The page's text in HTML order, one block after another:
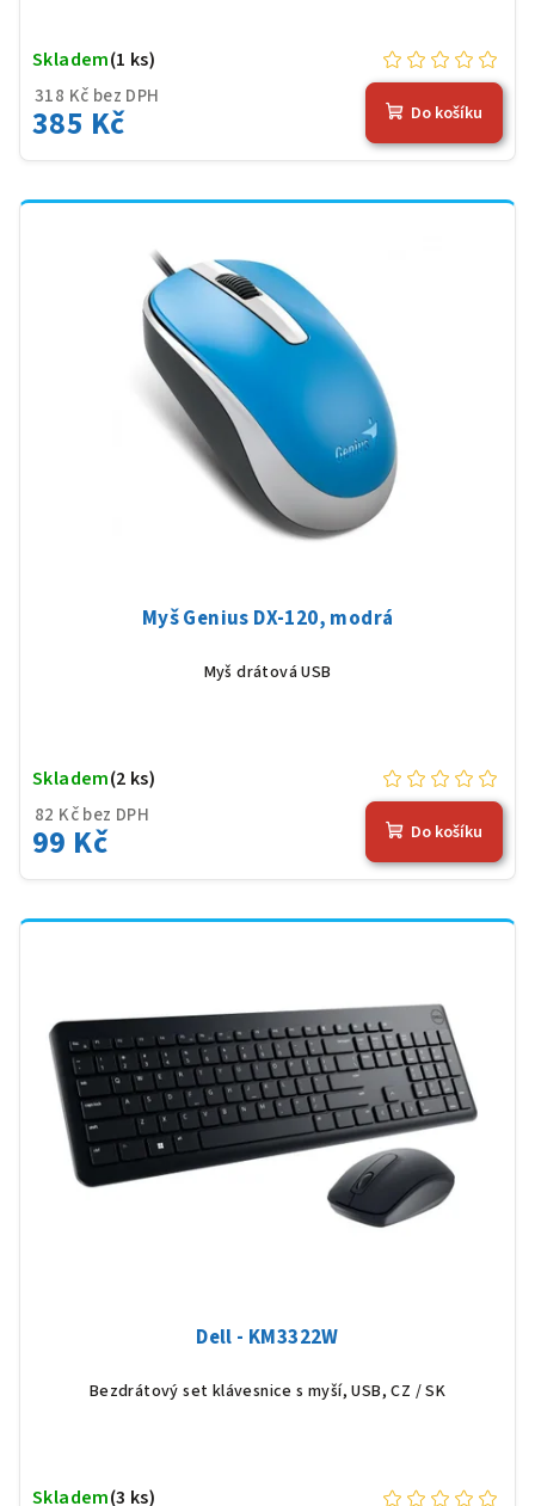
318 Kč bez DPH
385 Kč
Skladem(1 ks)
Do košíku
Myš Genius DX-120, modrá
Myš drátová USB
82 Kč bez DPH
99 Kč
Skladem(2 ks)
Do košíku
Dell - KM3322W
Bezdrátový set klávesnice s myší, USB, CZ / SK
Skladem(3 ks)